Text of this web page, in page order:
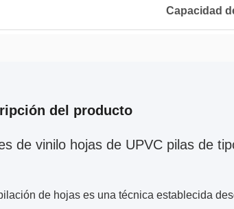
Capacidad
del producto
de vinilo hojas de UPVC pilas de
de hojas es una técnica establecida